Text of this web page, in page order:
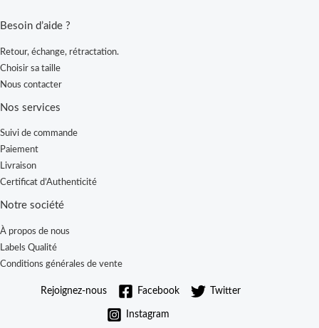
Besoin d’aide ?
Retour, échange, rétractation.
Choisir sa taille
Nous contacter
Nos services
Suivi de commande
Paiement
Livraison
Certificat d’Authenticité
Notre société
À propos de nous
Labels Qualité
Conditions générales de vente
Rejoignez-nous Facebook Twitter
Instagram